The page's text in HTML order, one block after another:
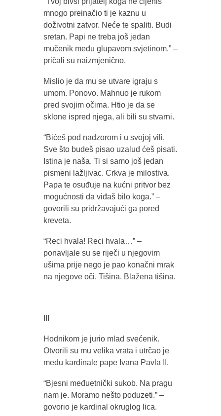
mnogo preinačio ti je kaznu u
doživotni zatvor. Neće te spaliti. Budi
sretan. Papi ne treba još jedan
mučenik među glupavom svjetinom.” –
pričali su naizmjenično.
Mislio je da mu se utvare igraju s
umom. Ponovo. Mahnuo je rukom
pred svojim očima. Htio je da se
sklone ispred njega, ali bili su stvarni.
“Bićeš pod nadzorom i u svojoj vili.
Sve što budeš pisao uzalud ćeš pisati.
Istina je naša. Ti si samo još jedan
pismeni lažljivac. Crkva je milostiva.
Papa te osuđuje na kućni pritvor bez
mogućnosti da viđaš bilo koga.” –
govorili su pridržavajući ga pored
kreveta.
“Reci hvala! Reci hvala…” –
ponavljale su se riječi u njegovim
ušima prije nego je pao konačni mrak
na njegove oči. Tišina. Blažena tišina.
Hodnikom je jurio mlad svećenik.
Otvorili su mu velika vrata i utrčao je
među kardinale pape Ivana Pavla II.
“Bjesni međuetnički sukob. Na pragu
nam je. Moramo nešto poduzeti.” –
govorio je kardinal okruglog lica.